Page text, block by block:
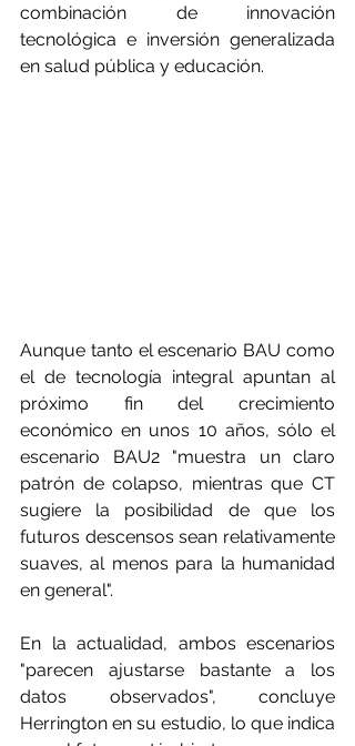
combinación de innovación
tecnológica e inversión generalizada
en salud pública y educación.
Aunque tanto el escenario BAU como
el de tecnología integral apuntan al
próximo fin del crecimiento
económico en unos 10 años, sólo el
escenario BAU2 "muestra un claro
patrón de colapso, mientras que CT
sugiere la posibilidad de que los
futuros descensos sean relativamente
suaves, al menos para la humanidad
en general".
En la actualidad, ambos escenarios
"parecen ajustarse bastante a los
datos observados", concluye
Herrington en su estudio, lo que indica